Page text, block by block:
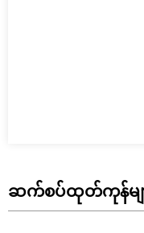
ဆက်စပ်ထုတ်ကုန်မျ